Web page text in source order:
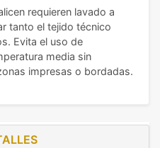
requieren lavado a
tanto el tejido técnico
Evita el uso de
media sin
impresas o bordadas.